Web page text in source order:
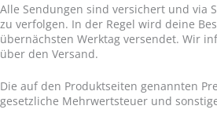
Alle Sendungen sind versichert und via
zu verfolgen. In der Regel wird deine
übernächsten Werktag versendet. Wir
über den Versand.
Die auf den Produktseiten genannten
gesetzliche Mehrwertsteuer und